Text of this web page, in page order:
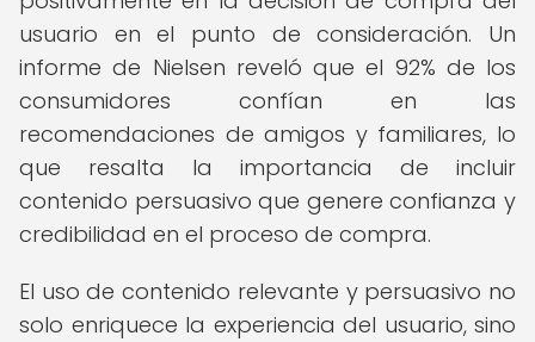
usuario en el punto de consideración. Un
informe de Nielsen reveló que el 92% de los
consumidores confían en las
recomendaciones de amigos y familiares, lo
que resalta la importancia de incluir
contenido persuasivo que genere confianza y
credibilidad en el proceso de compra.
El uso de contenido relevante y persuasivo no
solo enriquece la experiencia del usuario, sino